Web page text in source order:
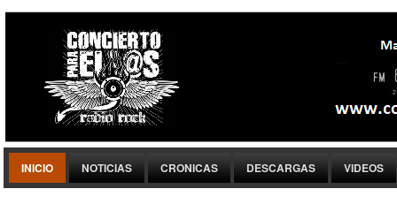
INICIO NOTICIAS CRONICAS DESCARGAS VIDEOS